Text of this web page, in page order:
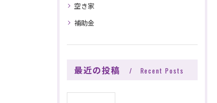
空き家
補助金
最近の投稿 Recent Posts